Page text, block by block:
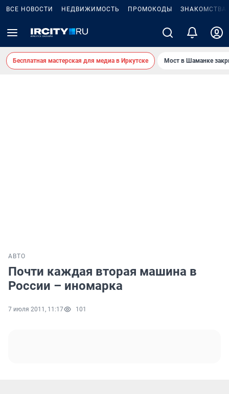
ВСЕ НОВОСТИ НЕДВИЖИМОСТЬ ПРОМОКОДЫ ЗНАКОМСТВА
Бесплатная мастерская для медиа в Иркутске Мост в Шаманке
АВТО
Почти каждая вторая машина в
России – иномарка
7 июля 2011, 11:17 101